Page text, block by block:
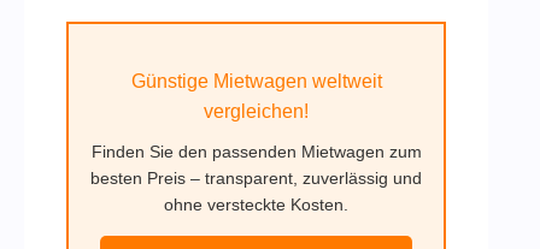
Günstige Mietwagen weltweit
vergleichen!
Finden Sie den passenden Mietwagen zum
besten Preis – transparent, zuverlässig und
ohne versteckte Kosten.